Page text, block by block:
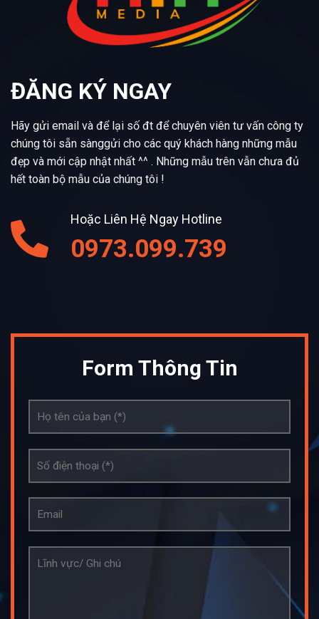
ĐĂNG KÝ NGAY
Hãy gửi email và để lại số đt để chuyên viên tư vấn công ty
chúng tôi sẵn sànggửi cho các quý khách hàng những mẫu
đẹp và mới cập nhật nhất ^^ . Những mẫu trên vẫn chưa đủ
hết toàn bộ mẫu của chúng tôi !
Hoặc Liên Hệ Ngay Hotline
0973.099.739
Form Thông Tin